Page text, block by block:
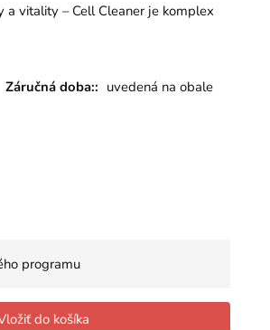
vitality – Cell Cleaner je komplex
Záručná doba:: uvedená na obale
programu